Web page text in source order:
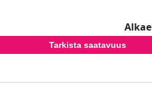
Tarkista saatavuus